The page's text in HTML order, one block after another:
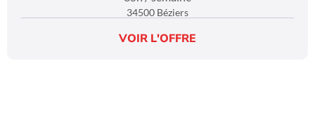
34500 Béziers
VOIR L'OFFRE